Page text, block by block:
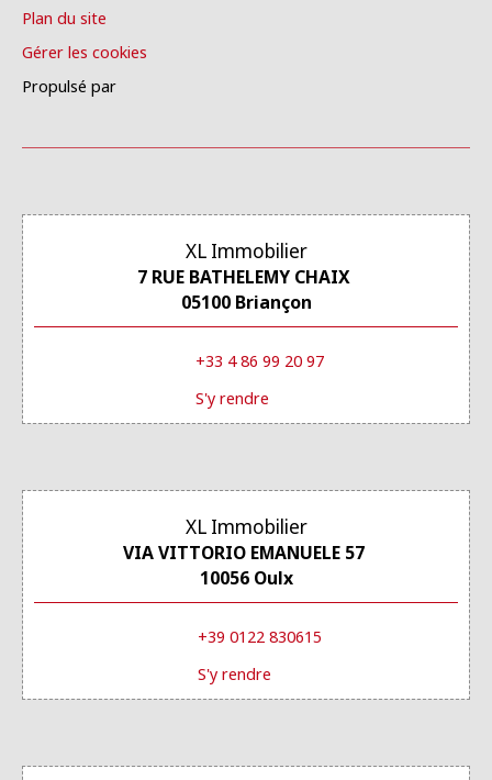
Plan du site
Gérer les cookies
Propulsé par
XL Immobilier
7 RUE BATHELEMY CHAIX
05100 Briançon
+33 4 86 99 20 97
S'y rendre
XL Immobilier
VIA VITTORIO EMANUELE 57
10056 Oulx
+39 0122 830615
S'y rendre